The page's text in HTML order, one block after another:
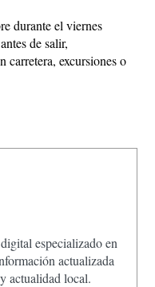
durante el viernes
de salir,
carretera, excursiones o
especializado en
actualizada
y actualidad local.